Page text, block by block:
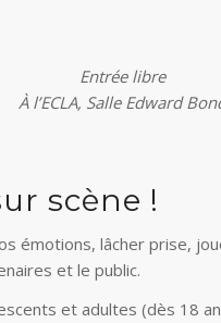
Entrée libre
À l’ECLA, Salle Edward
scène !
émotions, lâcher prise,
et le public.
et adultes (dès 18